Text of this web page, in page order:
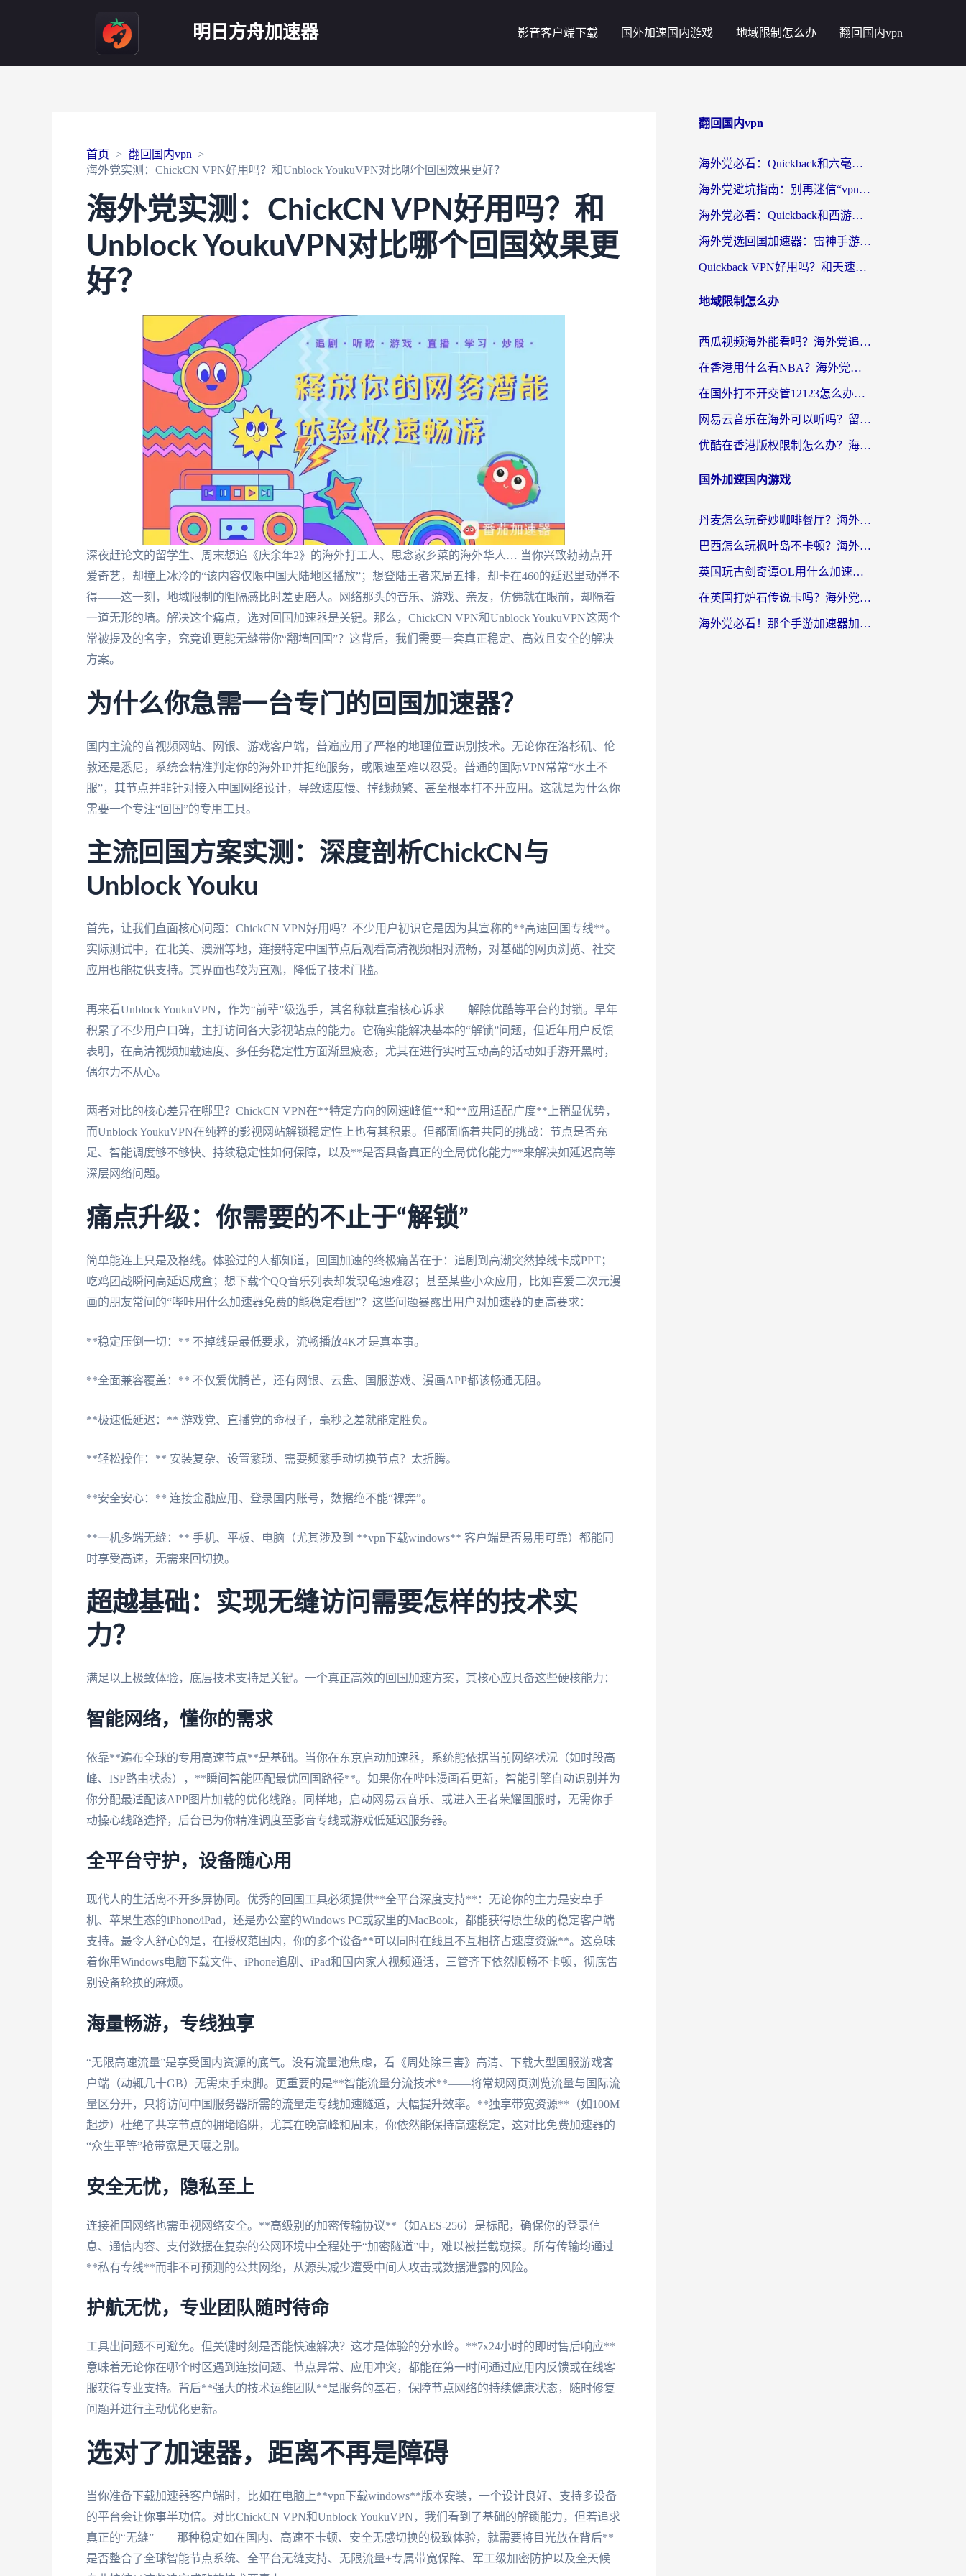
明日方舟加速器 影音客户端下载 国外加速国内游戏 地域限制怎么办 翻回国内vpn
首页
翻回国内vpn
海外党实测：ChickCN VPN好用吗？和Unblock YoukuVPN对比哪个回国效果更好？
海外党实测：ChickCN VPN好用吗？和
Unblock YoukuVPN对比哪个回国效果更
好？
深夜赶论文的留学生、周末想追《庆余年2》的海外打工人、思念家乡菜的海外华人… 当你兴致勃勃点开
爱奇艺，却撞上冰冷的“该内容仅限中国大陆地区播放”；想登陆王者来局五排，却卡在460的延迟里动弹不
得——这一刻，地域限制的阻隔感比时差更磨人。网络那头的音乐、游戏、亲友，仿佛就在眼前，却隔着
一道无形的墙。解决这个痛点，选对回国加速器是关键。那么，ChickCN VPN和Unblock YoukuVPN这两个
常被提及的名字，究竟谁更能无缝带你“翻墙回国”？这背后，我们需要一套真正稳定、高效且安全的解决
方案。
为什么你急需一台专门的回国加速器？
国内主流的音视频网站、网银、游戏客户端，普遍应用了严格的地理位置识别技术。无论你在洛杉矶、伦
敦还是悉尼，系统会精准判定你的海外IP并拒绝服务，或限速至难以忍受。普通的国际VPN常常“水土不
服”，其节点并非针对接入中国网络设计，导致速度慢、掉线频繁、甚至根本打不开应用。这就是为什么你
需要一个专注“回国”的专用工具。
主流回国方案实测：深度剖析ChickCN与
Unblock Youku
首先，让我们直面核心问题：ChickCN VPN好用吗？不少用户初识它是因为其宣称的**高速回国专线**。
实际测试中，在北美、澳洲等地，连接特定中国节点后观看高清视频相对流畅，对基础的网页浏览、社交
应用也能提供支持。其界面也较为直观，降低了技术门槛。
再来看Unblock YoukuVPN，作为“前辈”级选手，其名称就直指核心诉求——解除优酷等平台的封锁。早年
积累了不少用户口碑，主打访问各大影视站点的能力。它确实能解决基本的“解锁”问题，但近年用户反馈
表明，在高清视频加载速度、多任务稳定性方面渐显疲态，尤其在进行实时互动高的活动如手游开黑时，
偶尔力不从心。
两者对比的核心差异在哪里？ChickCN VPN在**特定方向的网速峰值**和**应用适配广度**上稍显优势，
而Unblock YoukuVPN在纯粹的影视网站解锁稳定性上也有其积累。但都面临着共同的挑战：节点是否充
足、智能调度够不够快、持续稳定性如何保障，以及**是否具备真正的全局优化能力**来解决如延迟高等
深层网络问题。
痛点升级：你需要的不止于“解锁”
简单能连上只是及格线。体验过的人都知道，回国加速的终极痛苦在于：追剧到高潮突然掉线卡成PPT；
吃鸡团战瞬间高延迟成盒；想下载个QQ音乐列表却发现龟速难忍；甚至某些小众应用，比如喜爱二次元漫
画的朋友常问的“哔咔用什么加速器免费的能稳定看图”？这些问题暴露出用户对加速器的更高要求：
**稳定压倒一切：** 不掉线是最低要求，流畅播放4K才是真本事。
**全面兼容覆盖：** 不仅爱优腾芒，还有网银、云盘、国服游戏、漫画APP都该畅通无阻。
**极速低延迟：** 游戏党、直播党的命根子，毫秒之差就能定胜负。
**轻松操作：** 安装复杂、设置繁琐、需要频繁手动切换节点？太折腾。
**安全安心：** 连接金融应用、登录国内账号，数据绝不能“裸奔”。
**一机多端无缝：** 手机、平板、电脑（尤其涉及到 **vpn下载windows** 客户端是否易用可靠）都能同
时享受高速，无需来回切换。
超越基础：实现无缝访问需要怎样的技术实
力？
满足以上极致体验，底层技术支持是关键。一个真正高效的回国加速方案，其核心应具备这些硬核能力：
智能网络，懂你的需求
依靠**遍布全球的专用高速节点**是基础。当你在东京启动加速器，系统能依据当前网络状况（如时段高
峰、ISP路由状态），**瞬间智能匹配最优回国路径**。如果你在哔咔漫画看更新，智能引擎自动识别并为
你分配最适配该APP图片加载的优化线路。同样地，启动网易云音乐、或进入王者荣耀国服时，无需你手
动操心线路选择，后台已为你精准调度至影音专线或游戏低延迟服务器。
全平台守护，设备随心用
现代人的生活离不开多屏协同。优秀的回国工具必须提供**全平台深度支持**：无论你的主力是安卓手
机、苹果生态的iPhone/iPad，还是办公室的Windows PC或家里的MacBook，都能获得原生级的稳定客户端
支持。最令人舒心的是，在授权范围内，你的多个设备**可以同时在线且不互相挤占速度资源**。这意味
着你用Windows电脑下载文件、iPhone追剧、iPad和国内家人视频通话，三管齐下依然顺畅不卡顿，彻底告
别设备轮换的麻烦。
海量畅游，专线独享
“无限高速流量”是享受国内资源的底气。没有流量池焦虑，看《周处除三害》高清、下载大型国服游戏客
户端（动辄几十GB）无需束手束脚。更重要的是**智能流量分流技术**——将常规网页浏览流量与国际流
量区分开，只将访问中国服务器所需的流量走专线加速隧道，大幅提升效率。**独享带宽资源**（如100M
起步）杜绝了共享节点的拥堵陷阱，尤其在晚高峰和周末，你依然能保持高速稳定，这对比免费加速器的
“众生平等”抢带宽是天壤之别。
安全无忧，隐私至上
连接祖国网络也需重视网络安全。**高级别的加密传输协议**（如AES-256）是标配，确保你的登录信
息、通信内容、支付数据在复杂的公网环境中全程处于“加密隧道”中，难以被拦截窥探。所有传输均通过
**私有专线**而非不可预测的公共网络，从源头减少遭受中间人攻击或数据泄露的风险。
护航无忧，专业团队随时待命
工具出问题不可避免。但关键时刻是否能快速解决？这才是体验的分水岭。**7x24小时的即时售后响应**
意味着无论你在哪个时区遇到连接问题、节点异常、应用冲突，都能在第一时间通过应用内反馈或在线客
服获得专业支持。背后**强大的技术运维团队**是服务的基石，保障节点网络的持续健康状态，随时修复
问题并进行主动优化更新。
选对了加速器，距离不再是障碍
当你准备下载加速器客户端时，比如在电脑上**vpn下载windows**版本安装，一个设计良好、支持多设备
的平台会让你事半功倍。对比ChickCN VPN和Unblock YoukuVPN，我们看到了基础的解锁能力，但若追求
真正的“无缝”——那种稳定如在国内、高速不卡顿、安全无感切换的极致体验，就需要将目光放在背后**
是否整合了全球智能节点系统、全平台无缝支持、无限流量+专属带宽保障、军工级加密防护以及全天候
翻回国内vpn
海外党必看：Quickback和六毫秒好用吗？3步选对回国加速器，无缝刷国内剧玩游戏
海外党避坑指南：别再迷信“vpn 中国免费”，选对回国加速器才能无缝刷国内资源
海外党必看：Quickback和西游哪个好？3个维度教你选对回国加速器
海外党选回国加速器：雷神手游和云帆哪个好？附3组对比+避坑指南
Quickback VPN好用吗？和天速回国VPN对比哪个回国效果更好？海外党必看的真实体验指南
地域限制怎么办
西瓜视频海外能看吗？海外党追剧看片的终极解决方案来了
在香港用什么看NBA？海外党解锁国内体育直播的终极攻略
在国外打不开交管12123怎么办？海外华人必看的回国加速全攻略
网易云音乐在海外可以听吗？留学生亲测有效的回国加速方案
优酷在香港版权限制怎么办？海外党亲测有效的追剧加速方案
国外加速国内游戏
丹麦怎么玩奇妙咖啡餐厅？海外党国服游戏加速全攻略（附灌篮高手元气骑士实测）
巴西怎么玩枫叶岛不卡顿？海外玩家国服游戏加速器终极指南（含战双野兽领主提速秘籍）
英国玩古剑奇谭OL用什么加速器比较好？留学生亲测有效的国服游戏加速指南
在英国打炉石传说卡吗？海外党国服游戏不卡顿的终极指南
海外党必看！那个手游加速器加速放开那三国3最好？一篇解决国服游戏卡顿难题